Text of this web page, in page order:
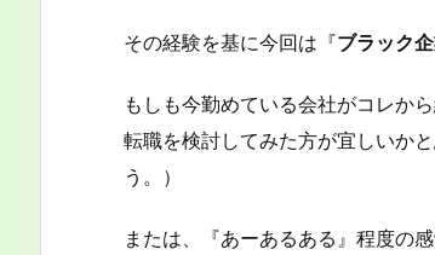
その経験を基に今回は『ブラック
もしも今勤めている会社がコレか
転職を検討してみた方が宜しいか
う。）
または、『あーあるある』程度の